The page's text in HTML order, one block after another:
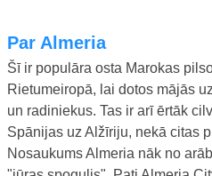
Par Almeria
Šī ir populāra osta Marokas
Rietumeiropā, lai dotos mājās
un radiniekus. Tas ir arī ērtāk
Spānijas uz Alžīriju, nekā citas
Nosaukums Almeria nāk no